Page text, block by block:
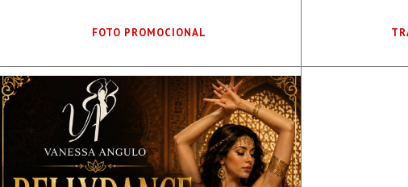
FOTO PROMOCIONAL